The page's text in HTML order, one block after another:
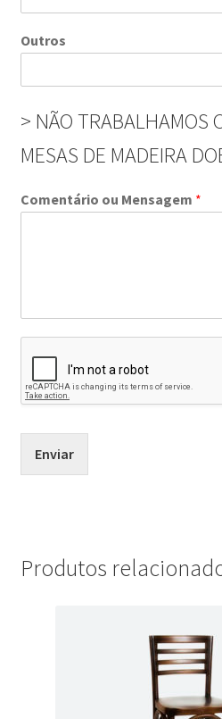
Outros
> NÃO TRABALHAMOS
MESAS DE MADEIRA
Comentário ou Mensagem *
Enviar
Produtos